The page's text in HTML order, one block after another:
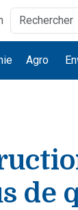
Agro
de